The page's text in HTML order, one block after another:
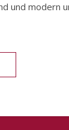
und modern